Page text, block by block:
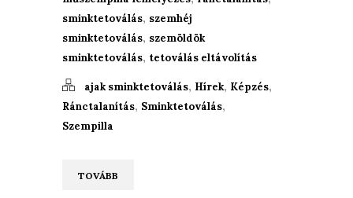
sminktetoválás, szemhéj
sminktetoválás, szemöldök
sminktetoválás, tetoválás eltávolítás
ajak sminktetoválás, Hírek, Képzés,
Ránctalanítás, Sminktetoválás,
Szempilla
TOVÁBB